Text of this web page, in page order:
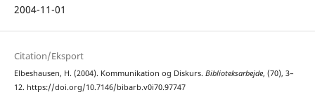
2004-11-01
Citation/Eksport
Elbeshausen, H. (2004). Kommunikation og Diskurs. Biblioteksarbejde, (70), 3–
12. https://doi.org/10.7146/bibarb.v0i70.97747